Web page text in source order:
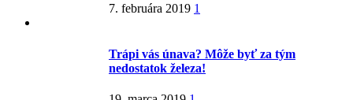
7. februára 2019 1
Trápi vás únava? Môže byť za tým
nedostatok železa!